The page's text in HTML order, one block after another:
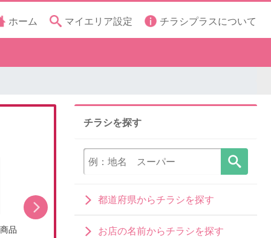
ホーム マイエリア設定 チラシプラスについて
品 今月のお買い得品(WEBチラシ)
チラシを探す
都道府県からチラシを探す
お店の名前からチラシを探す